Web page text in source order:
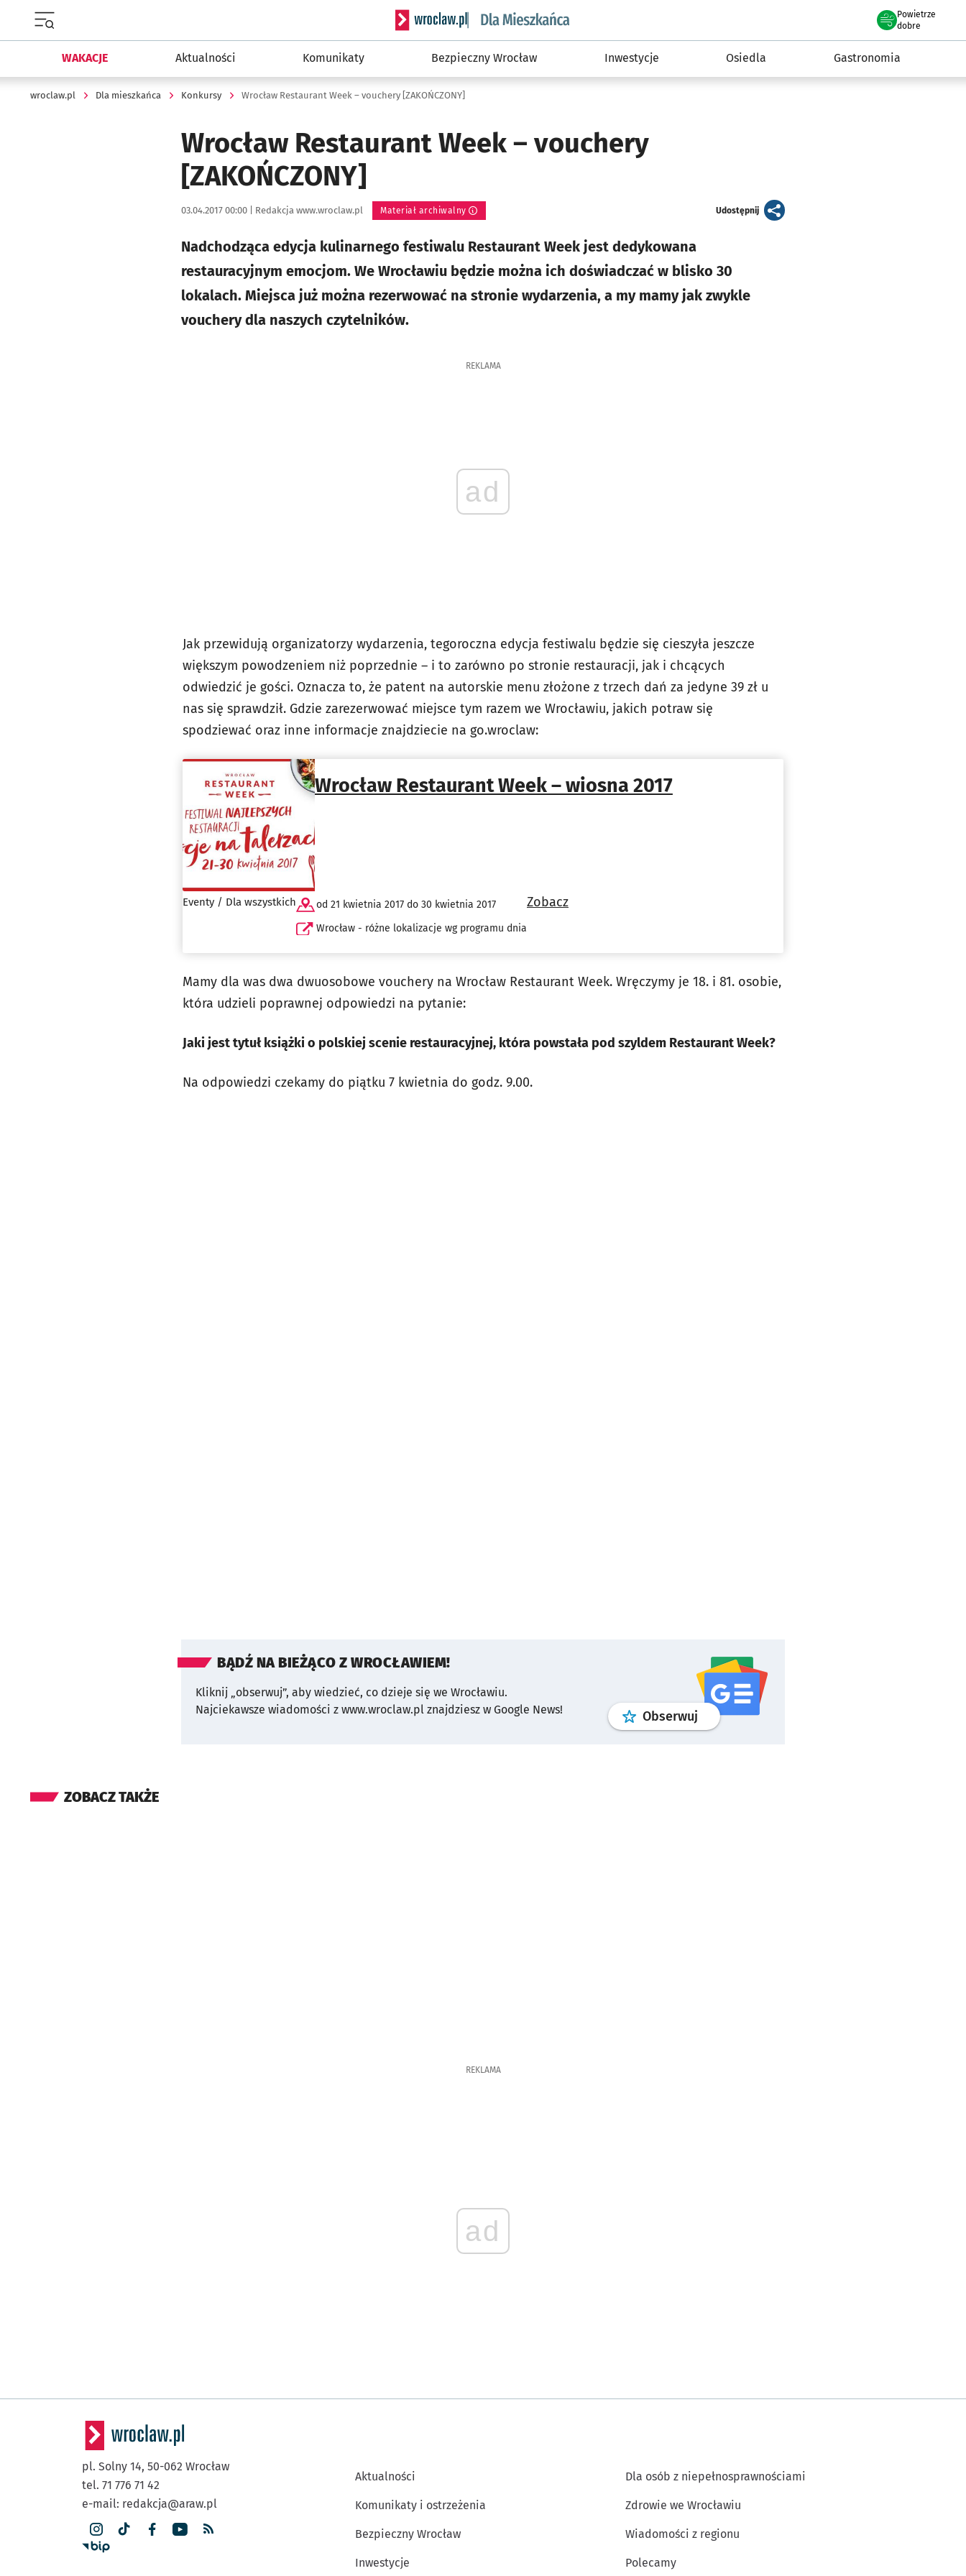
Serwis informacyjny wroclaw.pl podserwis: Dla mieszkańca
Powietrze
we Wrocławiu
dobre
WAKACJE Aktualności Komunikaty Bezpieczny Wrocław Inwestycje Osiedla Gastronomia
wroclaw.pl Dla mieszkańca Konkursy Wrocław Restaurant Week – vouchery [ZAKOŃCZONY]
Wrocław Restaurant Week – vouchery
[ZAKOŃCZONY]
Data publikacji:
03.04.2017 00:00 | Autor:
Redakcja www.wroclaw.pl Materiał archiwalny Udostępnijartykuł
Nadchodząca edycja kulinarnego festiwalu Restaurant Week jest dedykowana
restauracyjnym emocjom. We Wrocławiu będzie można ich doświadczać w blisko 30
lokalach. Miejsca już można rezerwować na stronie wydarzenia, a my mamy jak zwykle
vouchery dla naszych czytelników.
REKLAMA
ad
Jak przewidują organizatorzy wydarzenia, tegoroczna edycja festiwalu będzie się cieszyła jeszcze
większym powodzeniem niż poprzednie – i to zarówno po stronie restauracji, jak i chcących
odwiedzić je gości. Oznacza to, że patent na autorskie menu złożone z trzech dań za jedyne 39 zł u
nas się sprawdził. Gdzie zarezerwować miejsce tym razem we Wrocławiu, jakich potraw się
spodziewać oraz inne informacje znajdziecie na go.wroclaw:
Wrocław Restaurant Week – wiosna 2017
Eventy / Dla wszystkich
od 21 kwietnia 2017 do 30 kwietnia 2017
Wrocław - różne lokalizacje wg programu dnia
Zobacz
Mamy dla was dwa dwuosobowe vouchery na Wrocław Restaurant Week. Wręczymy je 18. i 81. osobie,
która udzieli poprawnej odpowiedzi na pytanie:
Jaki jest tytuł książki o polskiej scenie restauracyjnej, która powstała pod szyldem Restaurant Week?
Na odpowiedzi czekamy do piątku 7 kwietnia do godz. 9.00.
BĄDŹ NA BIEŻĄCO Z WROCŁAWIEM!
Kliknij „obserwuj”, aby wiedzieć, co dzieje się we Wrocławiu.
Najciekawsze wiadomości z www.wroclaw.pl znajdziesz w Google News!
Obserwuj profilgoogle news
ZOBACZ TAKŻE
REKLAMA
ad
pl. Solny 14, 50-062 Wrocław
tel. 71 776 71 42
e-mail: redakcja@araw.pl
Aktualności
Komunikaty i ostrzeżenia
Bezpieczny Wrocław
Inwestycje
Dla osób z niepełnosprawnościami
Zdrowie we Wrocławiu
Wiadomości z regionu
Polecamy